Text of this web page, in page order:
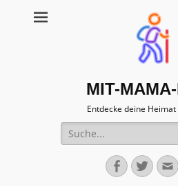
MIT-
Entdecke deine
Suche
für:
Facebook